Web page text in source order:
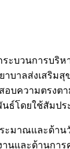
ะบวนการบ
าลส่งเสริม
บความตรง
นธ์โดยใช้สัมป
ะมาณและด้า
นและด้านกา